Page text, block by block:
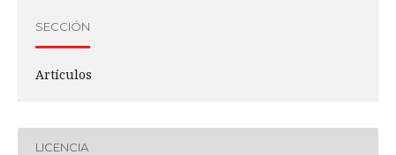
SECCIÓN
Artículos
LICENCIA